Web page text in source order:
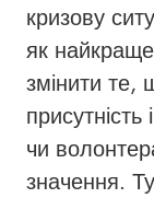
кризову
як
змінити
чи
значення.